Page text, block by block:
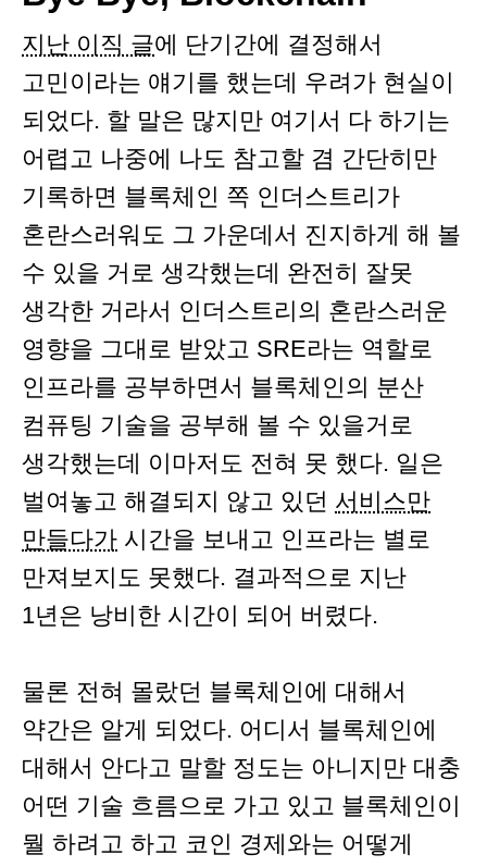
지난 이직 글에 단기간에 결정해서
고민이라는 얘기를 했는데 우려가 현실이
되었다. 할 말은 많지만 여기서 다 하기는
어렵고 나중에 나도 참고할 겸 간단히만
기록하면 블록체인 쪽 인더스트리가
혼란스러워도 그 가운데서 진지하게 해 볼
수 있을 거로 생각했는데 완전히 잘못
생각한 거라서 인더스트리의 혼란스러운
영향을 그대로 받았고 SRE라는 역할로
인프라를 공부하면서 블록체인의 분산
컴퓨팅 기술을 공부해 볼 수 있을거로
생각했는데 이마저도 전혀 못 했다. 일은
벌여놓고 해결되지 않고 있던 서비스만
만들다가 시간을 보내고 인프라는 별로
만져보지도 못했다. 결과적으로 지난
1년은 낭비한 시간이 되어 버렸다.
물론 전혀 몰랐던 블록체인에 대해서
약간은 알게 되었다. 어디서 블록체인에
대해서 안다고 말할 정도는 아니지만 대충
어떤 기술 흐름으로 가고 있고 블록체인이
뭘 하려고 하고 코인 경제와는 어떻게